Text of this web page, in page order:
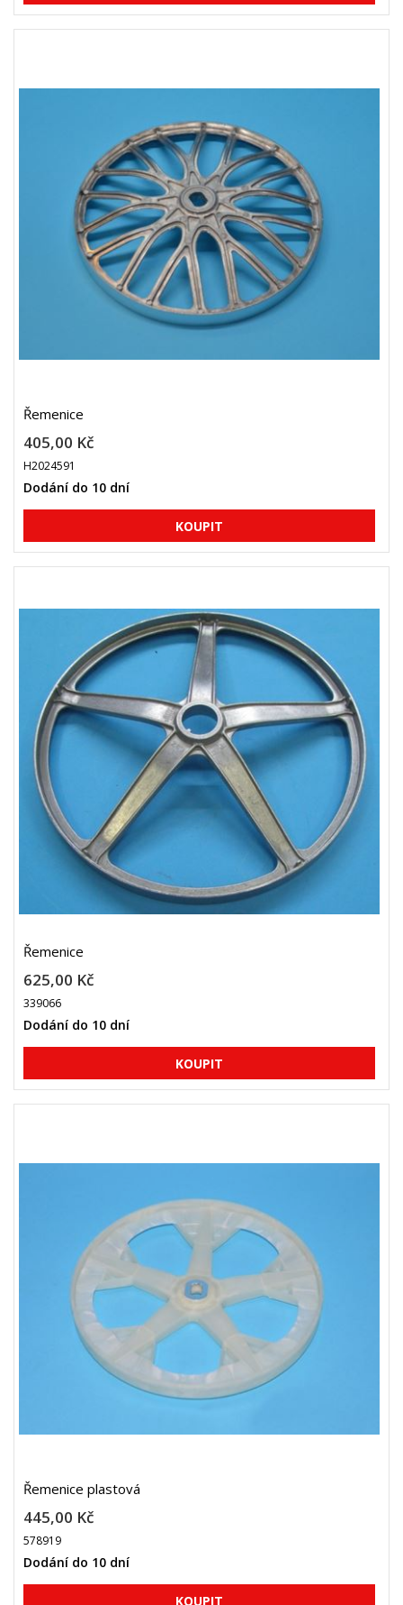
Řemenice
405,00 Kč
H2024591
Dodání do 10 dní
Řemenice
625,00 Kč
339066
Dodání do 10 dní
Řemenice plastová
445,00 Kč
578919
Dodání do 10 dní